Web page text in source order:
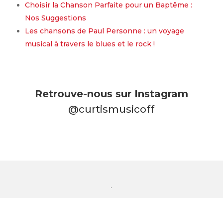
Choisir la Chanson Parfaite pour un Baptême :
Nos Suggestions
Les chansons de Paul Personne : un voyage
musical à travers le blues et le rock !
Retrouve-nous sur Instagram
@curtismusicoff